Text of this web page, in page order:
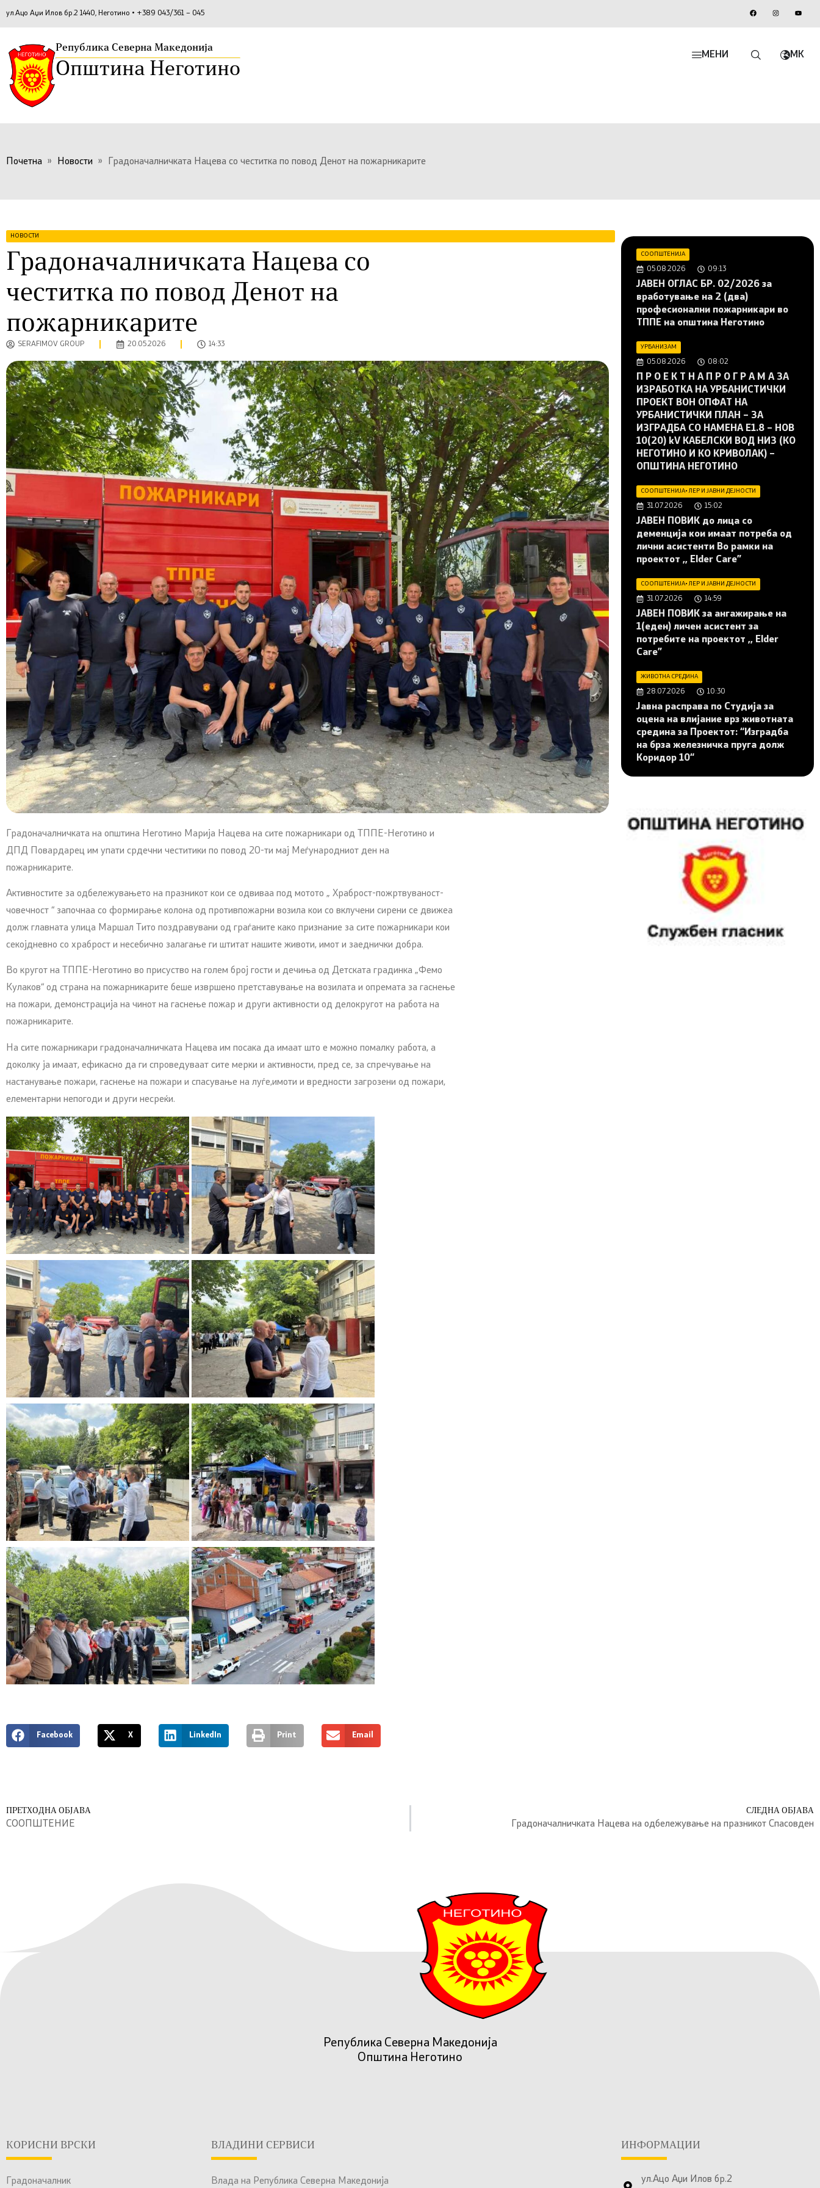
ул.Ацо Аџи Илов бр.2 1440, Неготино • +389 043/361 – 045
Република Северна Македонија
Општина Неготино
МЕНИ MK
Почетна » Новости » Градоначалничката Нацева со честитка по повод Денот на пожарникарите
НОВОСТИ
Градоначалничката Нацева со
честитка по повод Денот на
пожарникарите
SERAFIMOV GROUP 20.05.2026 14:33
Градоначалничката на општина Неготино Марија Нацева на сите пожарникари од ТППЕ-Неготино и
ДПД Повардарец им упати срдечни честитики по повод 20-ти мај Меѓународниот ден на
пожарникарите.
Активностите за одбележувањето на празникот кои се одвиваа под мотото „ Храброст-пожртвуваност-
човечност “ започнаа со формирање колона од противпожарни возила кои со вклучени сирени се движеа
долж главната улица Маршал Тито поздравувани од граѓаните како признание за сите пожарникари кои
секојдневно со храброст и несебично залагање ги штитат нашите животи, имот и заеднички добра.
Во кругот на ТППЕ-Неготино во присуство на голем број гости и дечиња од Детската градинка „Фемо
Кулаков“ од страна на пожарникарите беше извршено претставување на возилата и опремата за гаснење
на пожари, демонстрација на чинот на гаснење пожар и други активности од делокругот на работа на
пожарникарите.
На сите пожарникари градоначалничката Нацева им посака да имаат што е можно помалку работа, а
доколку ја имаат, ефикасно да ги спроведуваат сите мерки и активности, пред се, за спречување на
настанување пожари, гаснење на пожари и спасување на луѓе,имоти и вредности загрозени од пожари,
елементарни непогоди и други несреќи.
Facebook X LinkedIn Print Email
СООПШТЕНИЈА
05.08.2026 09:13
JAВЕН ОГЛАС БР. 02/2026 за
вработување на 2 (два)
професионални пожарникари во
ТППЕ на општина Неготино
УРБАНИЗАМ
05.08.2026 08:02
П Р О Е К Т Н А П Р О Г Р А М А ЗА
ИЗРАБОТКА НА УРБАНИСТИЧКИ
ПРОЕКТ ВОН ОПФАТ НА
УРБАНИСТИЧКИ ПЛАН – ЗА
ИЗГРАДБА СО НАМЕНА Е1.8 – НОВ
10(20) kV КАБЕЛСКИ ВОД НИЗ (КО
НЕГОТИНО И КО КРИВОЛАК) –
ОПШТИНА НЕГОТИНО
СООПШТЕНИЈА•ЛЕР И ЈАВНИ ДЕЈНОСТИ
31.07.2026 15:02
JАВЕН ПОВИК до лица со
деменција кои имаат потреба од
лични асистенти Во рамки на
проектот ,, Elder Care”
СООПШТЕНИЈА•ЛЕР И ЈАВНИ ДЕЈНОСТИ
31.07.2026 14:59
JАВЕН ПОВИК за ангажирање на
1(еден) личен асистент за
потребите на проектот ,, Elder
Care”
ЖИВОТНА СРЕДИНА
28.07.2026 10:30
Јавна расправа по Студија за
оцена на влијание врз животната
средина за Проектот: “Изградба
на брза железничка пруга долж
Коридор 10“
ПРЕТХОДНА ОБЈАВА
СООПШТЕНИЕ
СЛЕДНА ОБЈАВА
Градоначалничката Нацева на одбележување на празникот Спасовден
Република Северна Македонија
Општина Неготино
КОРИСНИ ВРСКИ
Градоначалник
ВЛАДИНИ СЕРВИСИ
Влада на Република Северна Македонија
ИНФОРМАЦИИ
ул.Ацо Аџи Илов бр.2